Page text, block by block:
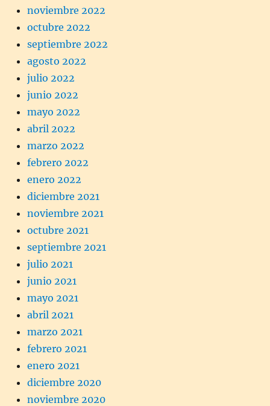
noviembre 2022
octubre 2022
septiembre 2022
agosto 2022
julio 2022
junio 2022
mayo 2022
abril 2022
marzo 2022
febrero 2022
enero 2022
diciembre 2021
noviembre 2021
octubre 2021
septiembre 2021
julio 2021
junio 2021
mayo 2021
abril 2021
marzo 2021
febrero 2021
enero 2021
diciembre 2020
noviembre 2020